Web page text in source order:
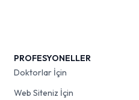
PROFESYONELLER
Doktorlar İçin
Web Siteniz İçin